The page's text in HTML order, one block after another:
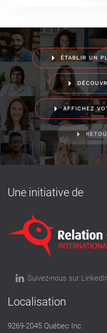
ÉTABLIR UN
AFFICHEZ
Une initiative de
Suivez-nous sur
Localisation
9269-2045 Québec Inc.